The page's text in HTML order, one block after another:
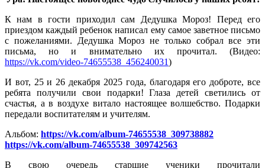
К нам в гости приходил сам Дедушка Мороз! Перед его
приездом каждый ребенок написал ему самое заветное письмо
с пожеланиями. Дедушка Мороз не только собрал все эти
письма, но и внимательно их прочитал. (Видео:
https://vk.com/video-74655538_456240031)
И вот, 25 и 26 декабря 2025 года, благодаря его доброте, все
ребята получили свои подарки! Глаза детей светились от
счастья, а в воздухе витало настоящее волшебство. Подарки
передали воспитателям и учителям.
Альбом: https://vk.com/album-74655538_309738882
https://vk.com/album-74655538_309742563
В свою очередь старшие ученики прочитали